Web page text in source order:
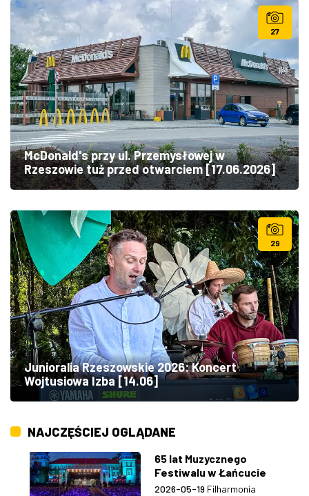
27
McDonald's przy ul. Przemysłowej w
Rzeszowie tuż przed otwarciem [17.06.2026]
29
Junioralia Rzeszowskie 2026: Koncert
Wojtusiowa Izba [14.06]
NAJCZĘŚCIEJ OGLĄDANE
65 lat Muzycznego
Festiwalu w Łańcucie
2026-05-19 Filharmonia